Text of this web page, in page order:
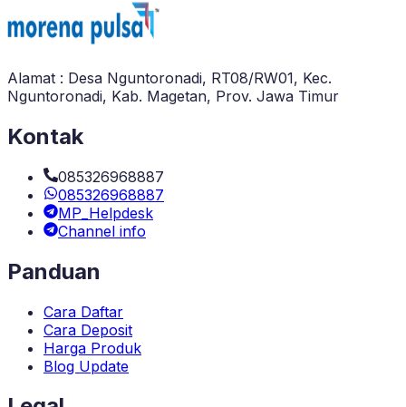
Alamat : Desa Nguntoronadi, RT08/RW01, Kec.
Nguntoronadi, Kab. Magetan, Prov. Jawa Timur
Kontak
085326968887
085326968887
MP_Helpdesk
Channel info
Panduan
Cara Daftar
Cara Deposit
Harga Produk
Blog Update